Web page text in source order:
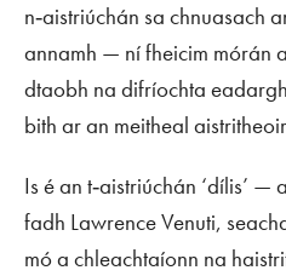
n‑aistriúchán sa chnuasach
annamh — ní fheicim mórán
dtaobh na difríochta
bith ar an meitheal
Is é an t‑aistriúchán ‘dílis’ —
fadh Lawrence Venuti,
mó a chleachtaíonn na